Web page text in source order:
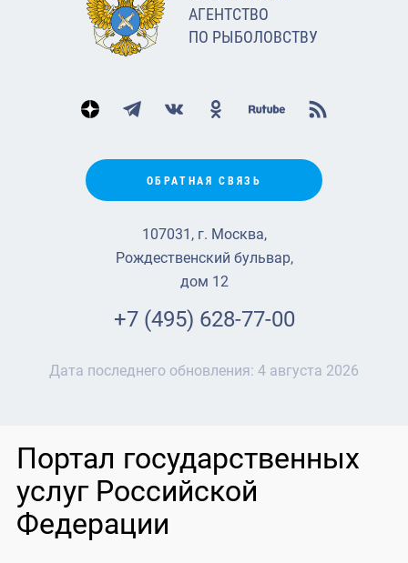
АГЕНТСТВО
ПО РЫБОЛОВСТВУ
ОБРАТНАЯ СВЯЗЬ
107031, г. Москва,
Рождественский бульвар,
дом 12
+7 (495) 628-77-00
Дата последнего обновления: 4 августа 2026
Портал государственных
услуг Российской
Федерации